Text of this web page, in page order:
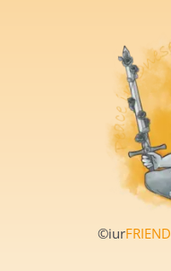
©iurFRIEND